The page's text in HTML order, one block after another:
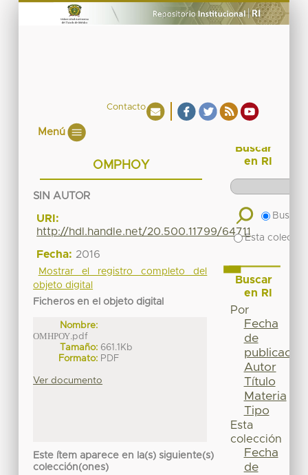
Contacto
Menú
OMPHOY
SIN AUTOR
URI:
http://hdl.handle.net/20.500.11799/64711
Fecha: 2016
Mostrar el registro completo del
objeto digital
Ficheros en el objeto digital
Nombre:
ΟΜΗΡΟΥ.pdf
Tamaño: 661.1Kb
Formato: PDF
Ver documento
Este ítem aparece en la(s) siguiente(s)
colección(ones)
Buscar
en RI
Buscar
Esta
Buscar
en RI
Por
Fecha
de
publicación
Autor
Título
Materia
Tipo
Esta
colección
Fecha
de